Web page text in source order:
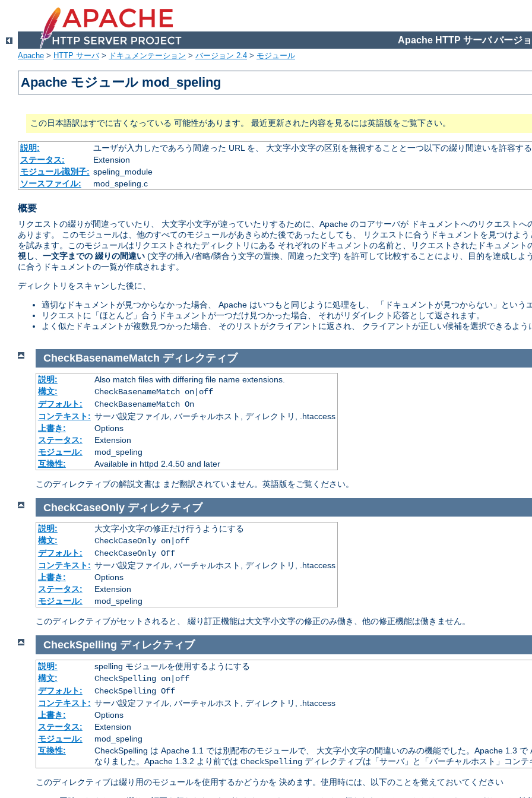
Apache HTTP サーバ バージ
Apache > HTTP サーバ> ドキュメンテーション > バージョン 2.4 > モジュール
Apache モジュール mod_speling
この日本語訳はすでに古くなっている 可能性があります。 最近更新された内容を見るには英語版をご覧下さい。
説明:
ユーザが入力したであろう間違った URL を、 大文字小文字の区別を無視することと一つ以下の綴り間違いを許容す
ステータス:
Extension
モジュール識別子: speling_module
ソースファイル:
mod_speling.c
概要
リクエストの綴りが間違っていたり、 大文字小文字が違っていたりするために、Apache のコアサーバが ドキュメントへのリクエスト
あります。 このモジュールは、他のすべてのモジュールがあきらめた後であったとしても、 リクエストに合うドキュメントを見つけよ
を試みます。このモジュールはリクエストされたディレクトリにある それぞれのドキュメントの名前と、リクエストされたドキュメント
視し、 一文字までの 綴りの間違い (文字の挿入/省略/隣合う文字の置換、間違った文字) を許可して比較することにより、目的を達成しよ
に合うドキュメントの一覧が作成されます。
ディレクトリをスキャンした後に、
適切なドキュメントが見つからなかった場合、 Apache はいつもと同じように処理をし、 「ドキュメントが見つからない」という
リクエストに「ほとんど」合うドキュメントが一つだけ見つかった場合、 それがリダイレクト応答として返されます。
よく似たドキュメントが複数見つかった場合、 そのリストがクライアントに返され、 クライアントが正しい候補を選択できるよう
CheckBasenameMatch ディレクティブ
説明:
Also match files with differing file name extensions.
構文:
CheckBasenameMatch on|off
デフォルト:
CheckBasenameMatch On
コンテキスト: サーバ設定ファイル, バーチャルホスト, ディレクトリ, .htaccess
上書き:
Options
ステータス:
Extension
モジュール:
mod_speling
互換性:
Available in httpd 2.4.50 and later
このディレクティブの解説文書は まだ翻訳されていません。英語版をご覧ください。
CheckCaseOnly ディレクティブ
説明:
大文字小文字の修正だけ行うようにする
構文:
CheckCaseOnly on|off
デフォルト:
CheckCaseOnly Off
コンテキスト: サーバ設定ファイル, バーチャルホスト, ディレクトリ, .htaccess
上書き:
Options
ステータス:
Extension
モジュール:
mod_speling
このディレクティブがセットされると、 綴り訂正機能は大文字小文字の修正のみ働き、他の修正機能は働きません。
CheckSpelling ディレクティブ
説明:
spelling モジュールを使用するようにする
構文:
CheckSpelling on|off
デフォルト:
CheckSpelling Off
コンテキスト: サーバ設定ファイル, バーチャルホスト, ディレクトリ, .htaccess
上書き:
Options
ステータス:
Extension
モジュール:
mod_speling
互換性:
CheckSpelling は Apache 1.1 では別配布のモジュールで、 大文字小文字の間違いのみの機能でした。Apache 1.3 で
なりました。Apache 1.3.2 より前では CheckSpellingディレクティブは「サーバ」と「バーチャルホスト」コンテ
このディレクティブは綴り用のモジュールを使用するかどうかを 決めます。使用時には、以下のことを覚えておいてください